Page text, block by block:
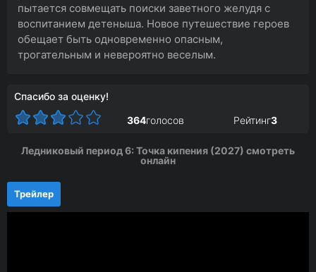
пытается совмещать поиски заветного желудя с
воспитанием детеныша. Новое путешествие героев
обещает быть одновременно опасным,
трогательным и невероятно веселым.
Спасибо за оценку!
364голосов Рейтинг3
Ледниковый период 6: Точка кипения (2027) смотреть
онлайн
Трейлер